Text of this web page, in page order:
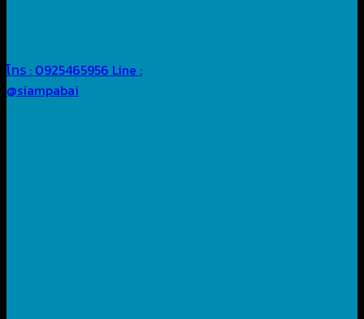
โทร : 0925465956 Line :
@siampabai